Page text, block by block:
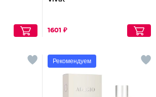
1601 ₽
Рекомендуем